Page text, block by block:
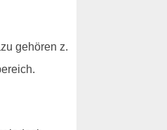
gehören z.